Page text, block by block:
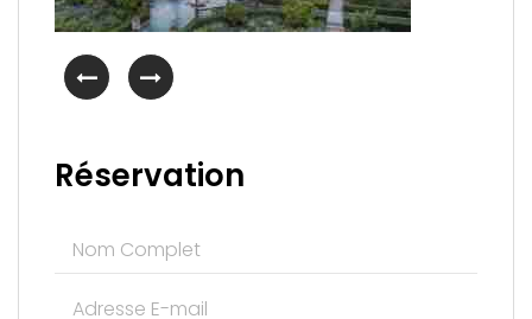
Réservation